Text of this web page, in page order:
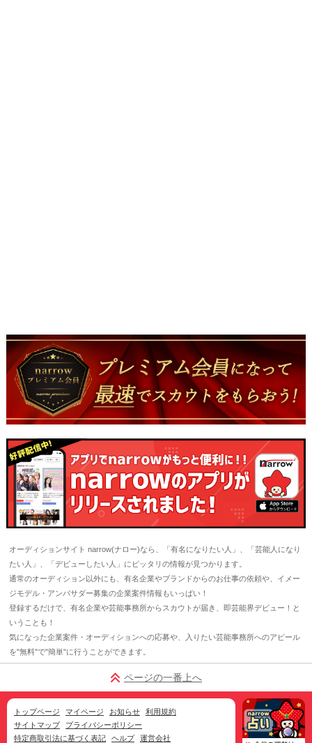
オーディションサイト narrow(ナロー)なら、「有名になりたい人」、「芸能人になり
たい人」、「デビューしたい人」にピッタリの情報が見つかります。
通常のオーディション以外にも、有名企業やブランドからのお仕事の依頼や、イメー
ジモデル・アンバサダー募集の企業案件情報もいっぱい！
登録するだけで、有名企業や芸能事務所からスカウトが届き、即芸能界デビュー！と
いうことも！
気になった企業案件・オーディションへの応募や、入りたい芸能事務所へのアピール
を"無料"で"簡単"に行うことができます。
ページの一番上へ
トップページ マイページ お知らせ
利用規約
サイトマップ
プライバシーポリシー
特定商取引法に基づく表記
ヘルプ 運営会社